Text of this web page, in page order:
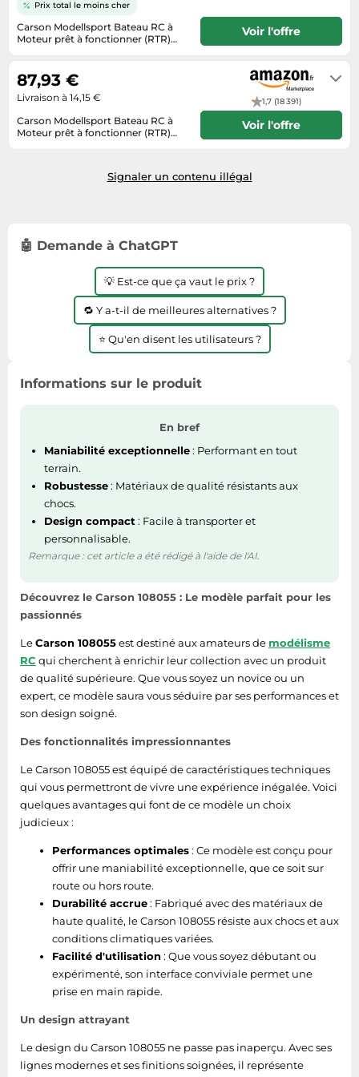
Taille-haies
Techniques de mesure
Textiles de maison
Tondeuses
Tronçonneuses
Informatique
Jeux électroniques
Machines à coudre
Montres connectées
Médias
Ordinateurs portables
Reflex numériques
Robots de cuisine
Réfrigérateurs
Smartphones
Sèche-linge
Tablettes tactiles
Téléviseurs
Télévision & vidéo
Électroménager
Vélos
Vélos biking
Équipement outdoor
Carson Modellsport Bateau RC à
Moteur prêt à fonctionner (RTR)
Prix total le moins cher
Voir l'offre
Carson Modellsport Bateau RC à
Moteur prêt à fonctionner (RTR)
1,7 (18 391)
87,93 €
Livraison à 14,15 €
Voir l'offre
Signaler un contenu illégal
🤖 Demande à ChatGPT
💡 Est-ce que ça vaut le prix ?
🔁 Y a-t-il de meilleures alternatives ?
⭐ Qu'en disent les utilisateurs ?
Informations sur le produit
En bref
Maniabilité exceptionnelle: Performant en tout
terrain.
Robustesse: Matériaux de qualité résistants aux
chocs.
Design compact : Facile à transporter et
personnalisable.
Remarque : cet article a été rédigé à l'aide de l'AI.
Découvrez le Carson 108055 : Le modèle parfait pour les
passionnés
LeCarson 108055est destiné aux amateurs de modélisme
RC qui cherchent à enrichir leur collection avec un produit
de qualité supérieure. Que vous soyez un novice ou un
expert, ce modèle saura vous séduire par ses performances et
son design soigné.
Des fonctionnalités impressionnantes
Le Carson 108055 est équipé de caractéristiques techniques
qui vous permettront de vivre une expérience inégalée. Voici
quelques avantages qui font de ce modèle un choix
judicieux :
Performances optimales: Ce modèle est conçu pour
offrir une maniabilité exceptionnelle, que ce soit sur
route ou hors route.
Durabilité accrue: Fabriqué avec des matériaux de
haute qualité, le Carson 108055 résiste aux chocs et aux
conditions climatiques variées.
Facilité d'utilisation: Que vous soyez débutant ou
expérimenté, son interface conviviale permet une
prise en main rapide.
Un design attrayant
Le design du Carson 108055 ne passe pas inaperçu. Avec ses
lignes modernes et ses finitions soignées, il représente